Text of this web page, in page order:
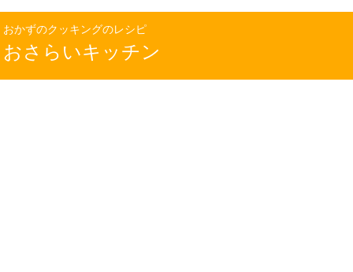
おかずのクッキングのレシピ
おさらいキッチン